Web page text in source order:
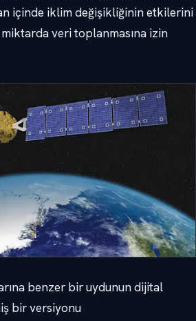
içinde iklim değişikliğinin etkilerini
veri toplanmasına izin
benzer bir uydunun dijital
bir versiyonu